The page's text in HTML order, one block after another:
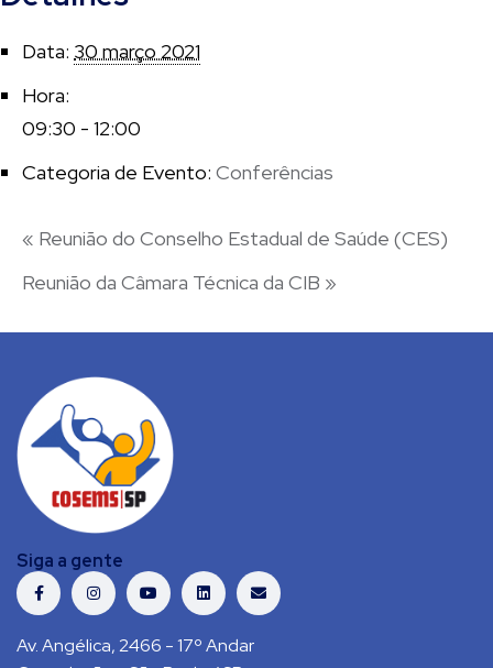
Data: 30 março 2021
Hora:
09:30 - 12:00
Categoria de Evento: Conferências
« Reunião do Conselho Estadual de Saúde (CES)
Reunião da Câmara Técnica da CIB »
Siga a gente
Av. Angélica, 2466 - 17º Andar